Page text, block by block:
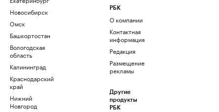
Новосибирск
Омск
Башкортостан
Вологодская
область
Калининград
Краснодарский
край
Нижний
Новгород
РБК
О компании
Контактная
информация
Редакция
Размещение
рекламы
Другие
продукты
РБК